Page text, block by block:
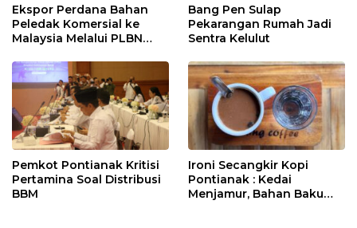
Ekspor Perdana Bahan
Peledak Komersial ke
Malaysia Melalui PLBN
Bang Pen Sulap
Pekarangan Rumah Jadi
Sentra Kelulut
Pemkot Pontianak Kritisi
Pertamina Soal Distribusi
BBM
Ironi Secangkir Kopi
Pontianak : Kedai
Menjamur, Bahan Baku